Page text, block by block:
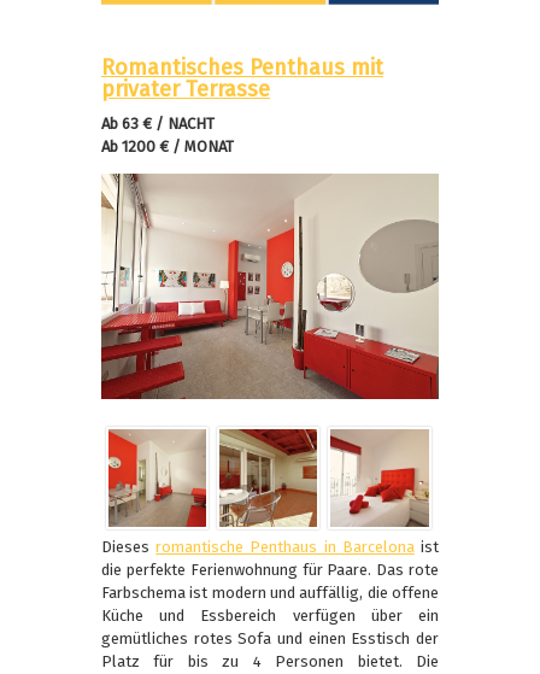
Romantisches Penthaus mit
privater Terrasse
Ab 63 € / NACHT
Ab 1200 € / MONAT
Diesesromantische Penthaus in Barcelonaist
die perfekte Ferienwohnung für Paare. Das rote
Farbschema ist modern und auffällig, die offene
Küche und Essbereich verfügen über ein
gemütliches rotes Sofa und einen Esstisch der
Platz für bis zu 4 Personen bietet. Die